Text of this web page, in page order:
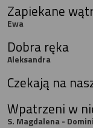
Zapiekane
Ewa
Dobra ręka
Aleksandra
Czekają na
Wpatrzeni w
S. Magdalena -